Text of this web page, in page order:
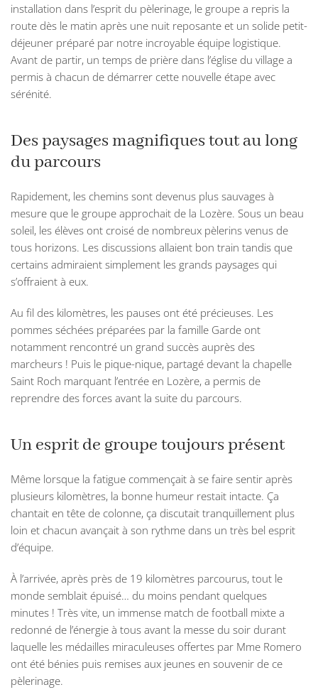
installation dans l’esprit du pèlerinage, le groupe a repris la
route dès le matin après une nuit reposante et un solide petit-
déjeuner préparé par notre incroyable équipe logistique.
Avant de partir, un temps de prière dans l’église du village a
permis à chacun de démarrer cette nouvelle étape avec
sérénité.
Des paysages magnifiques tout au long
du parcours
Rapidement, les chemins sont devenus plus sauvages à
mesure que le groupe approchait de la Lozère. Sous un beau
soleil, les élèves ont croisé de nombreux pèlerins venus de
tous horizons. Les discussions allaient bon train tandis que
certains admiraient simplement les grands paysages qui
s’offraient à eux.
Au fil des kilomètres, les pauses ont été précieuses. Les
pommes séchées préparées par la famille Garde ont
notamment rencontré un grand succès auprès des
marcheurs ! Puis le pique-nique, partagé devant la chapelle
Saint Roch marquant l’entrée en Lozère, a permis de
reprendre des forces avant la suite du parcours.
Un esprit de groupe toujours présent
Même lorsque la fatigue commençait à se faire sentir après
plusieurs kilomètres, la bonne humeur restait intacte. Ça
chantait en tête de colonne, ça discutait tranquillement plus
loin et chacun avançait à son rythme dans un très bel esprit
d’équipe.
À l’arrivée, après près de 19 kilomètres parcourus, tout le
monde semblait épuisé… du moins pendant quelques
minutes ! Très vite, un immense match de football mixte a
redonné de l’énergie à tous avant la messe du soir durant
laquelle les médailles miraculeuses offertes par Mme Romero
ont été bénies puis remises aux jeunes en souvenir de ce
pèlerinage.